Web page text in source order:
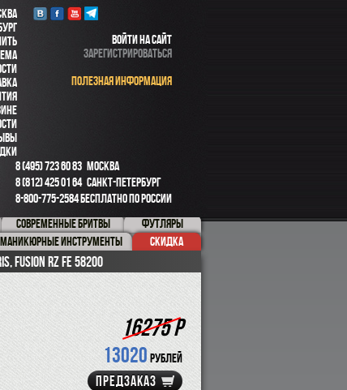
ВОЙТИ НА САЙТ
ЗАРЕГИСТРИРОВАТЬСЯ
ПОЛЕЗНАЯ ИНФОРМАЦИЯ
8 (495) 723 60 83 МОСКВА
8 (812) 425 01 64САНКТ-ПЕТЕРБУРГ
8-800-775-2584БЕСПЛАТНО ПО РОССИИ
СОВРЕМЕННЫЕ БРИТВЫ
ФУТЛЯРЫ
МАНИКЮРНЫЕ ИНСТРУМЕНТЫ СКИДКА
Fusion RZ FE 58200
16275 Р
13020рублей
ПРЕДЗАКАЗ